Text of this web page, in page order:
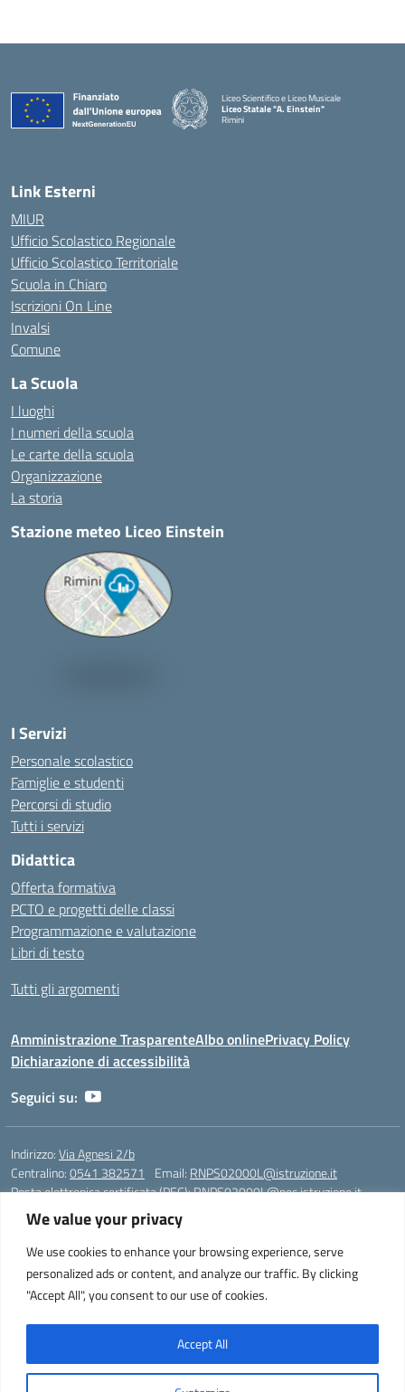
We value your privacy
We use cookies to enhance your browsing experience, serve
personalized ads or content, and analyze our traffic. By clicking
"Accept All", you consent to our use of cookies.
Accept All
Liceo Scientifico e Liceo Musicale
Liceo Statale "A. Einstein"
Rimini
Link Esterni
MIUR
Ufficio Scolastico Regionale
Ufficio Scolastico Territoriale
Scuola in Chiaro
Iscrizioni On Line
Invalsi
Comune
La Scuola
I luoghi
I numeri della scuola
Le carte della scuola
Organizzazione
La storia
Stazione meteo Liceo Einstein
I Servizi
Personale scolastico
Famiglie e studenti
Percorsi di studio
Tutti i servizi
Didattica
Offerta formativa
PCTO e progetti delle classi
Programmazione e valutazione
Libri di testo
Tutti gli argomenti
Amministrazione TrasparenteAlbo onlinePrivacy Policy
Dichiarazione di accessibilità
Seguici su:
Indirizzo:Via Agnesi 2/b
Centralino:0541 382571 Email: RNPS02000L@istruzione.it
Posta elettronica certificata (PEC):RNPS02000L@pec.istruzione.it
Codice fiscale: 82009530401
Codice meccanografico: RNPS02000L
Liceo Scientifico e Musicale "A. Einstein" - Via Agnesi 2/b - 47923 Rimini
- Tel. +39 0541 382571 – Fax +39 0541 381636 E-mail: